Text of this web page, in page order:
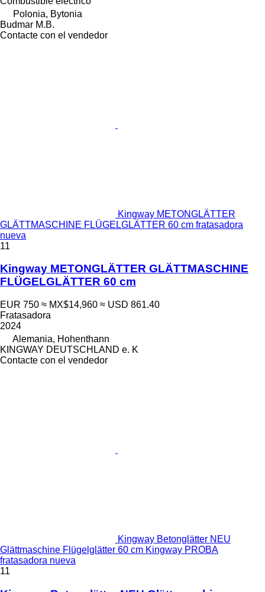
Polonia, Bytonia
Budmar M.B.
Contacte con el vendedor
Kingway METONGLÄTTER
GLÄTTMASCHINE FLÜGELGLÄTTER 60 cm fratasadora
nueva
11
Kingway METONGLÄTTER GLÄTTMASCHINE
FLÜGELGLÄTTER 60 cm
EUR 750 ≈ MX$14,960 ≈ USD 861.40
Fratasadora
2024
Alemania, Hohenthann
KINGWAY DEUTSCHLAND e. K
Contacte con el vendedor
Kingway Betonglätter NEU
Glättmaschine Flügelglätter 60 cm Kingway PROBA
fratasadora nueva
11